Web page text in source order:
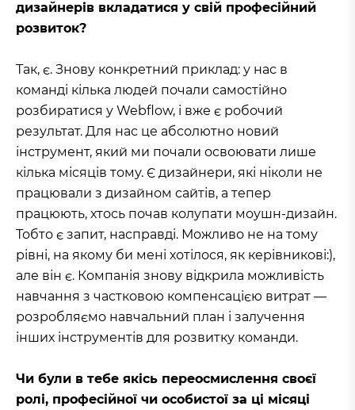
дизайнерів вкладатися у свій професійний
розвиток?
Так, є. Знову конкретний приклад: у нас в
команді кілька людей почали самостійно
розбиратися у Webflow, і вже є робочий
результат. Для нас це абсолютно новий
інструмент, який ми почали освоювати лише
кілька місяців тому. Є дизайнери, які ніколи не
працювали з дизайном сайтів, а тепер
працюють, хтось почав колупати моушн-дизайн.
Тобто є запит, насправді. Можливо не на тому
рівні, на якому би мені хотілося, як керівникові:),
але він є. Компанія знову відкрила можливість
навчання з частковою компенсацією витрат —
розробляємо навчальний план і залучення
інших інструментів для розвитку команди.
Чи були в тебе якісь переосмислення своєї
ролі, професійної чи особистої за ці місяці